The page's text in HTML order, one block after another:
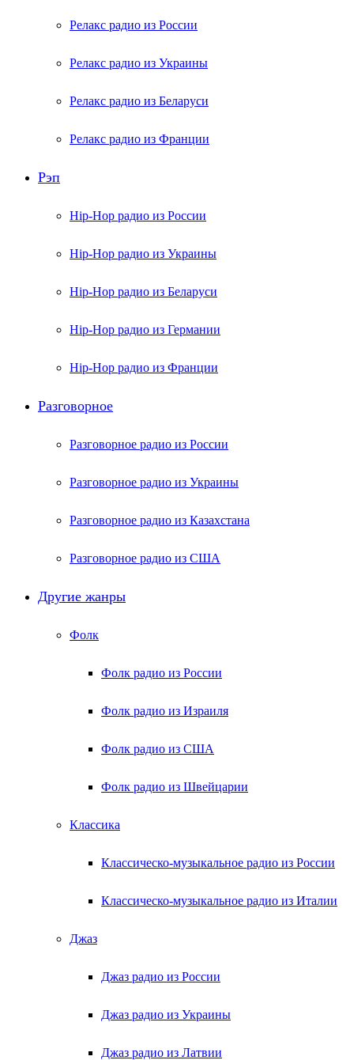
Релакс радио из России
Релакс радио из Украины
Релакс радио из Беларуси
Релакс радио из Франции
Рэп
Hip-Hop радио из России
Hip-Hop радио из Украины
Hip-Hop радио из Беларуси
Hip-Hop радио из Германии
Hip-Hop радио из Франции
Разговорное
Разговорное радио из России
Разговорное радио из Украины
Разговорное радио из Казахстана
Разговорное радио из США
Другие жанры
Фолк
Фолк радио из России
Фолк радио из Израиля
Фолк радио из США
Фолк радио из Швейцарии
Классика
Классическо-музыкальное радио из России
Классическо-музыкальное радио из Италии
Джаз
Джаз радио из России
Джаз радио из Украины
Джаз радио из Латвии